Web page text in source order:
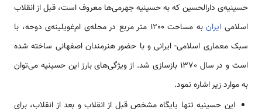
حسینیه‌ی دارالحسین كه به حسینیه جهرمی‌ها معروف است، قبل از انقلاب
اسلامی ایران
به مساحت 1200 متر مربع در محله‌ی ام‌غویلینه‌ی دوحه، با
سبک معماری اسلامی- ایرانی و با حضور هنرمندان اصفهانی ساخته شده
است و در سال 1370 بازسازی شد. از ویژگی‌های بارز این حسینیه می‌توان
به موارد زیر اشاره نمود.
این حسینیه تنها پایگاه مشخص قبل از انقلاب و بعد از انقلاب، برای